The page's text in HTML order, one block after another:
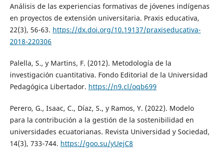
Análisis de las experiencias formativas de jóvenes indígenas
en proyectos de extensión universitaria. Praxis educativa,
22(3), 56-63. https://dx.doi.org/10.19137/praxiseducativa-
2018-220306
Palella, S., y Martins, F. (2012). Metodología de la
investigación cuantitativa. Fondo Editorial de la Universidad
Pedagógica Libertador. https://n9.cl/oqb699
Perero, G., Isaac, C., Díaz, S., y Ramos, Y. (2022). Modelo
para la contribución a la gestión de la sostenibilidad en
universidades ecuatorianas. Revista Universidad y Sociedad,
14(3), 733-744. https://goo.su/yUejC8